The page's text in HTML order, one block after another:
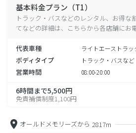
基本料金プラン（T1）
トラック・バスなどのレンタル、お得な
てなどの詳細は、こちらから各店舗にお
代表車種 ライトエーストラッ
ボディタイプ トラック・バスなど
営業時間 08:00-20:00
6時間まで5,500円
免責補償制度1,100円
オールドメモリーズから 2817m